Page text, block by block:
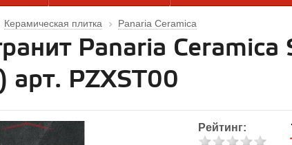
Керамическая плитка Panaria Ceramica
Panaria
арт. PZXST00
Рейтинг: